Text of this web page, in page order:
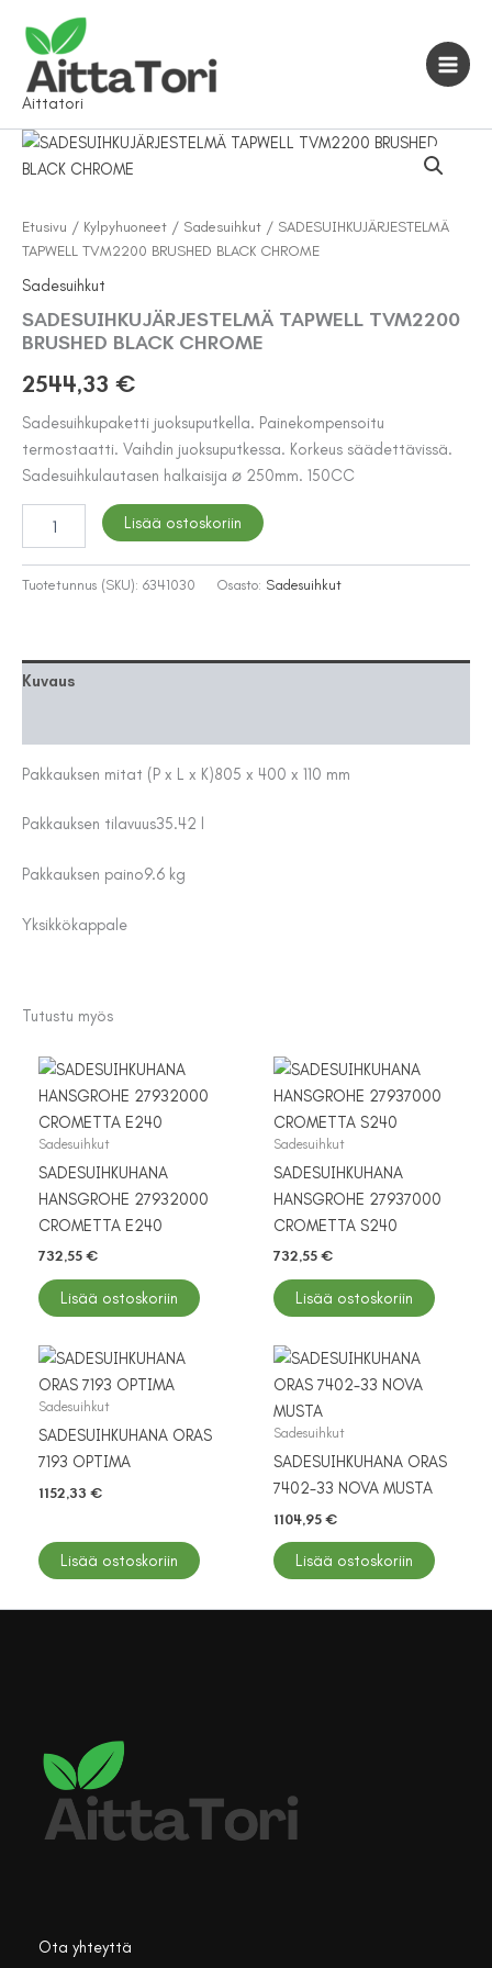
sisältöön
Aittatori
Etusivu / Kylpyhuoneet / Sadesuihkut / SADESUIHKUJÄRJESTELMÄ
TAPWELL TVM2200 BRUSHED BLACK CHROME
Sadesuihkut
SADESUIHKUJÄRJESTELMÄ TAPWELL TVM2200
BRUSHED BLACK CHROME
2544,33 €
Sadesuihkupaketti juoksuputkella. Painekompensoitu
termostaatti. Vaihdin juoksuputkessa. Korkeus säädettävissä.
Sadesuihkulautasen halkaisija ⌀ 250mm. 150CC
SADESUIHKUJÄRJESTELMÄ
TAPWELL
BRUSHED
Lisää ostoskoriin
Tuotetunnus (SKU): 6341030 Osasto: Sadesuihkut
Kuvaus
Pakkauksen mitat (P x L x K)805 x 400 x 110 mm
Pakkauksen tilavuus35.42 l
Pakkauksen paino9.6 kg
Yksikkökappale
Tutustu myös
Sadesuihkut
SADESUIHKUHANA
HANSGROHE 27932000
CROMETTA E240
732,55 €
Lisää ostoskoriin
Sadesuihkut
SADESUIHKUHANA
HANSGROHE 27937000
CROMETTA S240
732,55 €
Lisää ostoskoriin
Sadesuihkut
SADESUIHKUHANA ORAS
7193 OPTIMA
1152,33 €
Lisää ostoskoriin
Sadesuihkut
SADESUIHKUHANA ORAS
7402-33 NOVA MUSTA
1104,95 €
Lisää ostoskoriin
Ota yhteyttä